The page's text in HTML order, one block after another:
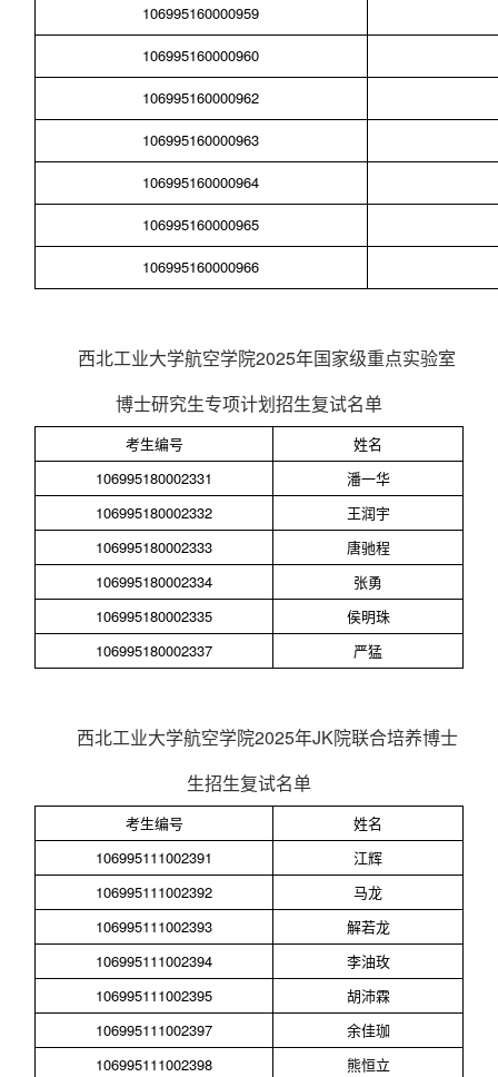
106995160000959
106995160000960
106995160000962
106995160000963
106995160000964
106995160000965
106995160000966
西北工业大学航空学院2025年国家级重点实验室
博士研究生专项计划招生复试名单
考生编号
姓名
106995180002331
潘一华
106995180002332
王润宇
106995180002333
唐驰程
106995180002334
张勇
106995180002335
侯明珠
106995180002337
严猛
西北工业大学航空学院2025年JK院联合培养博士
生招生复试名单
考生编号
姓名
106995111002391
江辉
106995111002392
马龙
106995111002393
解若龙
106995111002394
李油玫
106995111002395
胡沛霖
106995111002397
余佳珈
106995111002398
熊恒立